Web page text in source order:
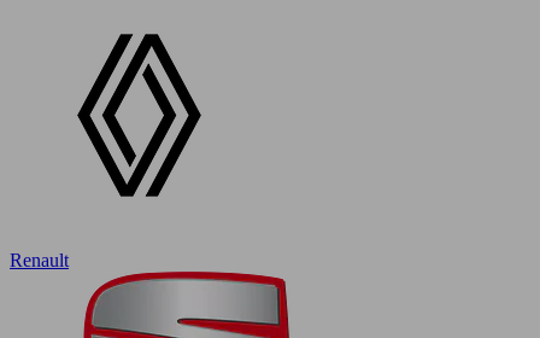
Renault